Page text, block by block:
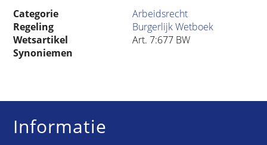
Categorie
Arbeidsrecht
Regeling
Burgerlijk Wetboek
Wetsartikel
Art. 7:677 BW
Synoniemen
Informatie